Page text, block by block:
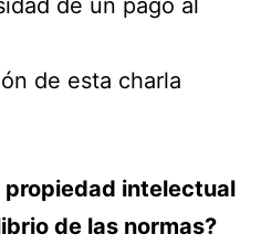
de un pago al
de esta charla
propiedad intelectual
de las normas?